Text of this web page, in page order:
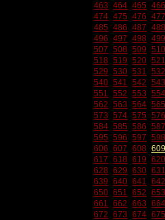
463 464 465 466
474 475 476 477
485 486 487 488
496 497 498 499
507 508 509 510
518 519 520 521
529 530 531 532
540 541 542 543
551 552 553 554
562 563 564 565
573 574 575 576
584 585 586 587
595 596 597 598
606 607 608 609
617 618 619 620
628 629 630 631
639 640 641 642
650 651 652 653
661 662 663 664
672 673 674 675